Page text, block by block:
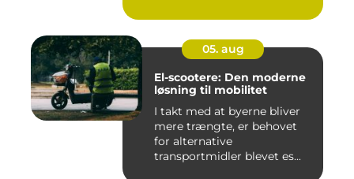
05. aug
El-scootere: Den moderne
løsning til mobilitet
I takt med at byerne bliver
mere trængte, er behovet
for alternative
transportmidler blevet es...